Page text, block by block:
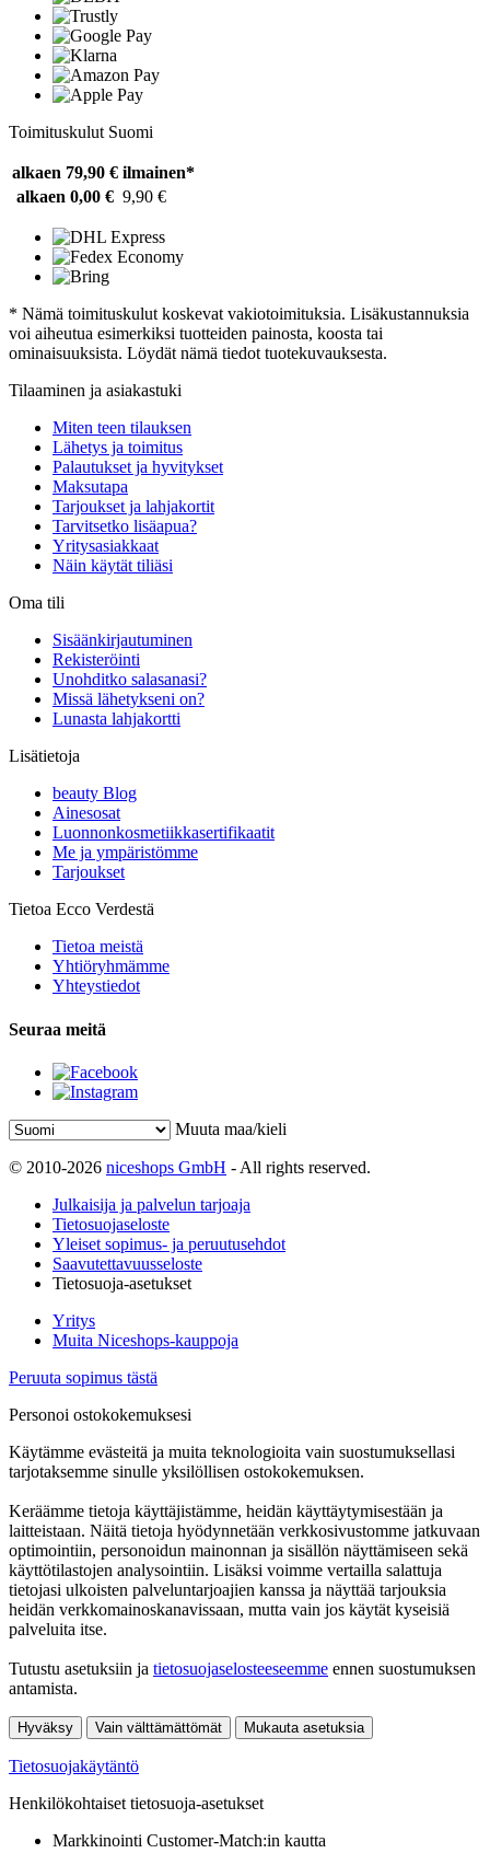
Toimituskulut Suomi
alkaen 79,90 € ilmainen*
alkaen 0,00 € 9,90 €
* Nämä toimituskulut koskevat vakiotoimituksia. Lisäkustannuksia
voi aiheutua esimerkiksi tuotteiden painosta, koosta tai
ominaisuuksista. Löydät nämä tiedot tuotekuvauksesta.
Tilaaminen ja asiakastuki
Miten teen tilauksen
Lähetys ja toimitus
Palautukset ja hyvitykset
Maksutapa
Tarjoukset ja lahjakortit
Tarvitsetko lisäapua?
Yritysasiakkaat
Näin käytät tiliäsi
Oma tili
Sisäänkirjautuminen
Rekisteröinti
Unohditko salasanasi?
Missä lähetykseni on?
Lunasta lahjakortti
Lisätietoja
beauty Blog
Ainesosat
Luonnonkosmetiikkasertifikaatit
Me ja ympäristömme
Tarjoukset
Tietoa Ecco Verdestä
Tietoa meistä
Yhtiöryhmämme
Yhteystiedot
Seuraa meitä
Muuta maa/kieli
© 2010-2026 niceshops GmbH - All rights reserved.
Julkaisija ja palvelun tarjoaja
Tietosuojaseloste
Yleiset sopimus- ja peruutusehdot
Saavutettavuusseloste
Tietosuoja-asetukset
Yritys
Muita Niceshops-kauppoja
Peruuta sopimus tästä
Personoi ostokokemuksesi
Käytämme evästeitä ja muita teknologioita vain suostumuksellasi
tarjotaksemme sinulle yksilöllisen ostokokemuksen.
Keräämme tietoja käyttäjistämme, heidän käyttäytymisestään ja
laitteistaan. Näitä tietoja hyödynnetään verkkosivustomme jatkuvaan
optimointiin, personoidun mainonnan ja sisällön näyttämiseen sekä
käyttötilastojen analysointiin. Lisäksi voimme vertailla salattuja
tietojasi ulkoisten palveluntarjoajien kanssa ja näyttää tarjouksia
heidän verkkomainoskanavissaan, mutta vain jos käytät kyseisiä
palveluita itse.
Tutustu asetuksiin ja tietosuojaselosteeseemme ennen suostumuksen
antamista.
Hyväksy Vain välttämättömät Mukauta asetuksia
Tietosuojakäytäntö
Henkilökohtaiset tietosuoja-asetukset
Markkinointi Customer-Match:in kautta